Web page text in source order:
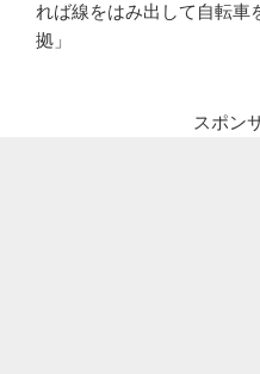
れば線をはみ出して自転車
拠」
スポン